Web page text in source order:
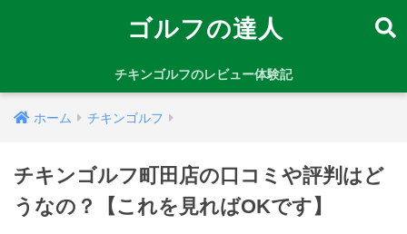
ゴルフの達人
チキンゴルフのレビュー体験記
ホーム チキンゴルフ
チキンゴルフ町田店の口コミや評判はど
うなの？【これを見ればOKです】